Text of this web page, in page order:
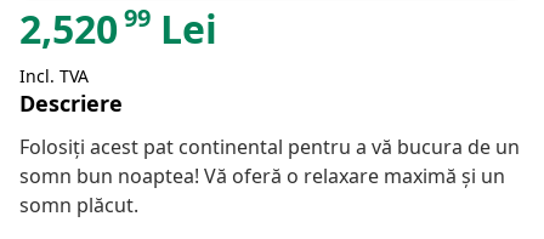
2,52099 Lei
Incl. TVA
Descriere
Folosiți acest pat continental pentru a vă bucura de un
somn bun noaptea! Vă oferă o relaxare maximă și un
somn plăcut.